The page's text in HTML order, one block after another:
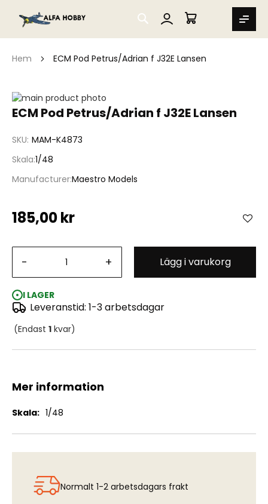
SEARCH
MIN VARUKORG
Hem ECM Pod Petrus/Adrian f J32E Lansen
ECM Pod Petrus/Adrian f J32E Lansen
SKU MAM-K4873
Skala 1/48
ManufacturerMaestro Models
185,00 kr
- + Lägg i varukorg
I LAGER
Leveranstid: 1-3 arbetsdagar
(Endast 1 kvar)
Hoppa
till
bildgalleriet
Hoppa
av
bildgalleriet
Mer information
Mer
1/48
Normalt 1-2 arbetsdagars frakt